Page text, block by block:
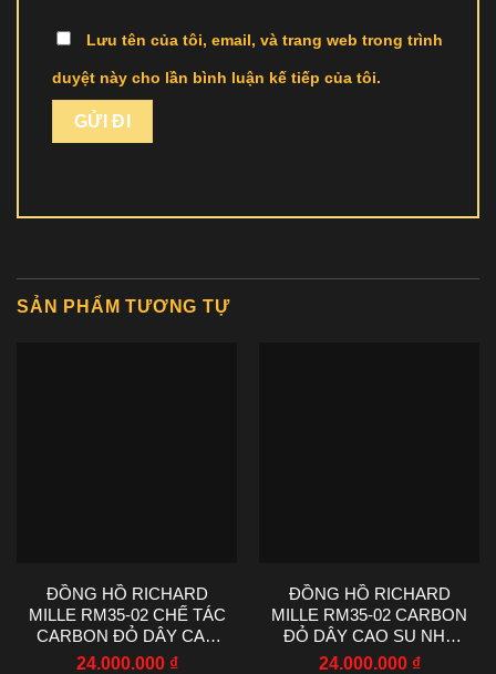
Lưu tên của tôi, email, và trang web trong trình
duyệt này cho lần bình luận kế tiếp của tôi.
SẢN PHẨM TƯƠNG TỰ
ĐỒNG HỒ RICHARD
MILLE RM35-02 CHẾ TÁC
CARBON ĐỎ DÂY CAO
SU NHÀ MÁY RM
24.000.000 ₫
ĐỒNG HỒ RICHARD
MILLE RM35-02 CARBON
ĐỎ DÂY CAO SU NHÀ
MÁY R7 44.5X50MM
24.000.000 ₫